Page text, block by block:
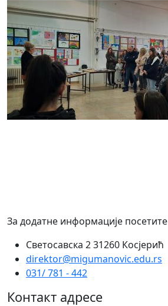
За додатне информације посетите
Светосавска 2 31260 Косјерић
direktor@migumanovic.edu.rs
031/ 781 - 442
Контакт адресе